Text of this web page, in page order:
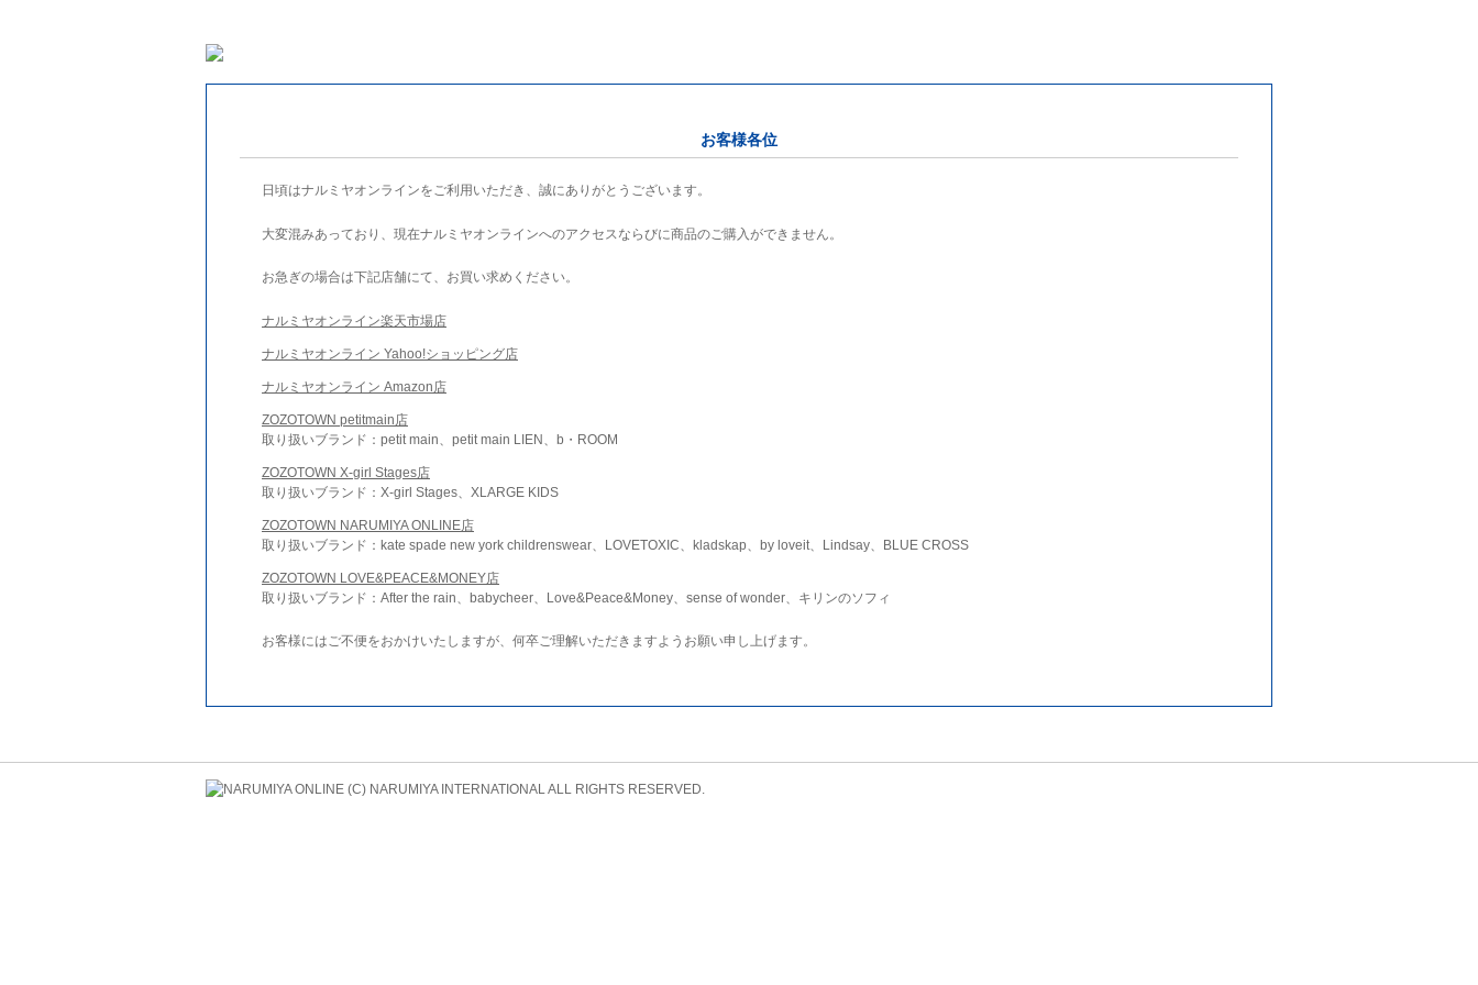
お客様各位
日頃はナルミヤオンラインをご利用いただき、誠にありがとうございます。
大変混みあっており、現在ナルミヤオンラインへのアクセスならびに商品のご購入ができません。
お急ぎの場合は下記店舗にて、お買い求めください。
ナルミヤオンライン楽天市場店
ナルミヤオンライン Yahoo!ショッピング店
ナルミヤオンライン Amazon店
ZOZOTOWN petitmain店
取り扱いブランド：petit main、petit main LIEN、b・ROOM
ZOZOTOWN X-girl Stages店
取り扱いブランド：X-girl Stages、XLARGE KIDS
ZOZOTOWN NARUMIYA ONLINE店
取り扱いブランド：kate spade new york childrenswear、LOVETOXIC、kladskap、by loveit、Lindsay、BLUE CROSS
ZOZOTOWN LOVE&PEACE&MONEY店
取り扱いブランド：After the rain、babycheer、Love&Peace&Money、sense of wonder、キリンのソフィ
お客様にはご不便をおかけいたしますが、何卒ご理解いただきますようお願い申し上げます。